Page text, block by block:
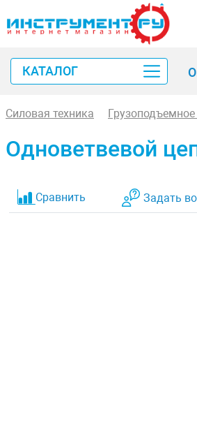
КАТАЛОГ
Силовая техника
Одноветвевой
Сравнить Задать